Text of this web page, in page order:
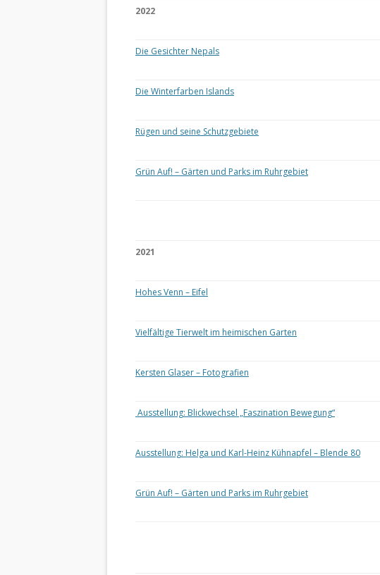
2022
Die Gesichter Nepals
Die Winterfarben Islands
Rügen und seine Schutzgebiete
Grün Auf! – Gärten und Parks im Ruhrgebiet
2021
Hohes Venn – Eifel
Vielfältige Tierwelt im heimischen Garten
Kersten Glaser – Fotografien
Ausstellung: Blickwechsel „Faszination Bewegung“
Ausstellung: Helga und Karl-Heinz Kühnapfel – Blende 80
Grün Auf! – Gärten und Parks im Ruhrgebiet